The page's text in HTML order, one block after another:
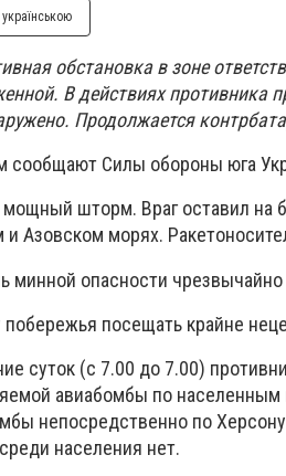
обстановка в зоне
В действиях противника
Продолжается
сообщают Силы обороны юга
шторм. Враг оставил на
и Азовском морях.
минной опасности
побережья посещать крайне
суток (с 7.00 до 7.00)
авиабомбы по населенным
непосредственно по
населения нет.